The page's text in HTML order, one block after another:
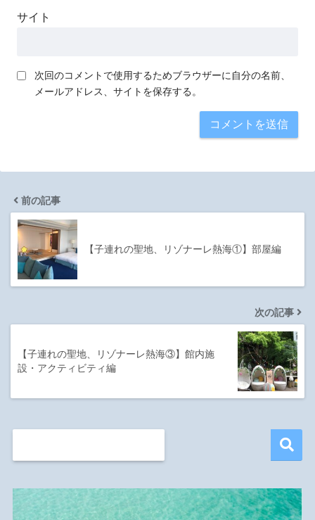
サイト
次回のコメントで使用するためブラウザーに自分の名前、
メールアドレス、サイトを保存する。
前の記事
【子連れの聖地、リゾナーレ熱海①】部屋編
次の記事
【子連れの聖地、リゾナーレ熱海③】館内施
設・アクティビティ編